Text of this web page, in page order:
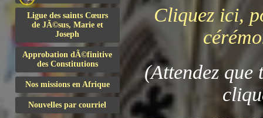
Ligue des saints Cœurs
de JÃ©sus, Marie et
Joseph
Approbation dÃ©finitive
des Constitutions
Nos missions en Afrique
Nouvelles par courriel
Cliquez ici,
(Attendez que